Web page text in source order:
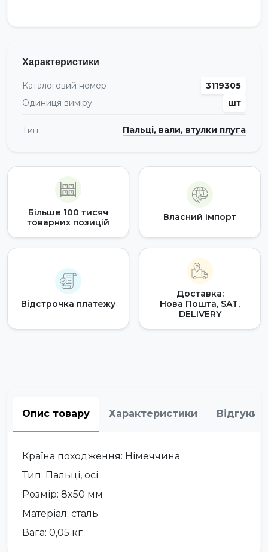
Характеристики
Каталоговий номер
3119305
Одиниця виміру
шт
Тип Пальці, вали, втулки плуга
Більше 100 тисяч
товарних позицій
Власний імпорт
Відстрочка платежу
Доставка:
Нова Пошта, SAT,
DELIVERY
Опис товару Характеристики Відгуки
Країна походження: Німеччина
Тип: Пальці, осі
Розмір: 8x50 мм
Матеріал: сталь
Вага: 0,05 кг